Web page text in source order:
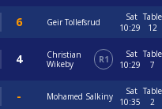
Geir Tollefsrud
Sat
10:29
Table
12
Christian
Wikeby
R1
Sat
10:29
Table
7
Mohamed Salkiny
Sat
10:35
Table
2